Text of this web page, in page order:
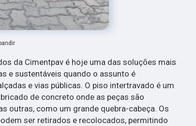
da Cimentpav é hoje uma das soluções mais
e sustentáveis quando o assunto é
e vias públicas. O piso intertravado é um
de concreto onde as peças são
outras, como um grande quebra-cabeça. Os
ser retirados e recolocados, permitindo